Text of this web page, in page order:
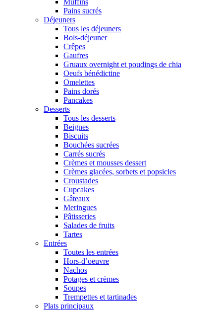
Muffins
Pains sucrés
Déjeuners
Tous les déjeuners
Bols-déjeuner
Crêpes
Gaufres
Gruaux overnight et poudings de chia
Oeufs bénédictine
Omelettes
Pains dorés
Pancakes
Desserts
Tous les desserts
Beignes
Biscuits
Bouchées sucrées
Carrés sucrés
Crèmes et mousses dessert
Crèmes glacées, sorbets et popsicles
Croustades
Cupcakes
Gâteaux
Meringues
Pâtisseries
Salades de fruits
Tartes
Entrées
Toutes les entrées
Hors-d’oeuvre
Nachos
Potages et crèmes
Soupes
Trempettes et tartinades
Plats principaux